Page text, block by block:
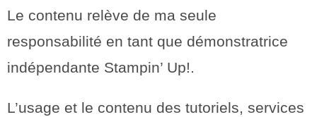
Le contenu relève de ma seule
responsabilité en tant que démonstratrice
indépendante Stampin’ Up!.
L’usage et le contenu des tutoriels, services